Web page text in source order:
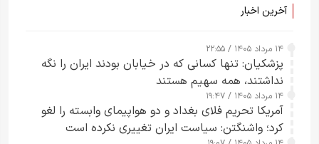
آخرین اخبار
۱۴ مرداد ۱۴۰۵ / ۲۲:۵۵
پزشکیان: تنها کسانی که در خیابان بودند ایران را نگه
نداشتند، همه سهیم هستند
۱۴ مرداد ۱۴۰۵ / ۱۹:۴۷
آمریکا تحریم فلای بغداد و دو هواپیمای وابسته را لغو
کرد؛ واشنگتن: سیاست ایران تغییری نکرده است